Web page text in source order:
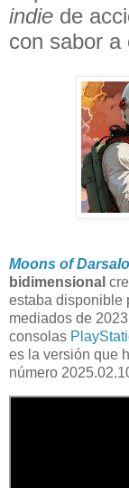
indie de
con sabor a
Moons of
bidimensional
estaba disponible
mediados de
consolas
es la versión que
número